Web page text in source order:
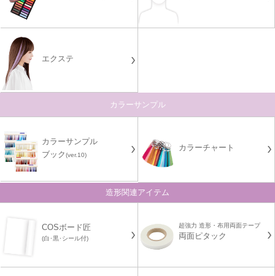
エクステ
カラーサンプル
カラーサンプル
ブック(ver.10)
カラーチャート
造形関連アイテム
COSボード匠
(白･黒･シール付)
超強力 造形・布用両面テープ
両面ピタック